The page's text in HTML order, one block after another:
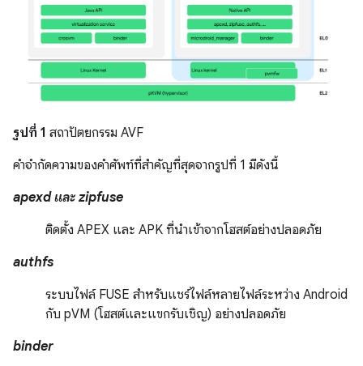
รูปที่ 1 สถาปัตยกรรม AVF
คำจำกัดความของคำศัพท์ที่สำคัญที่สุดจากรูปที่ 1 มีดังนี้
apexd และ zipfuse
ติดตั้ง APEX และ APK ที่นำเข้าจากโฮสต์อย่างปลอดภัย
authfs
ระบบไฟล์ FUSE สำหรับแชร์ไฟล์หลายไฟล์ระหว่าง Android
กับ pVM (โฮสต์และแขกรับเชิญ) อย่างปลอดภัย
binder